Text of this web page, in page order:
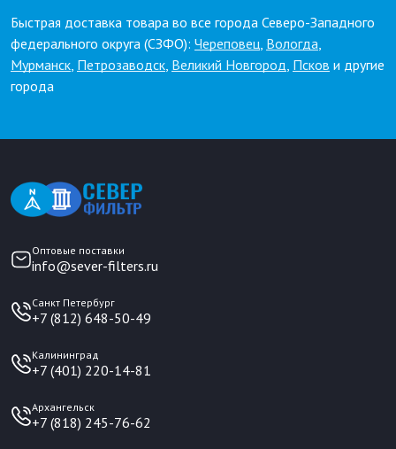
Быстрая доставка товара во все города Северо-Западного
федерального округа (СЗФО): Череповец, Вологда,
Мурманск, Петрозаводск, Великий Новгород, Псков и другие
города
Оптовые поставки
info@sever-filters.ru
Санкт Петербург
+7 (812) 648-50-49
Калининград
+7 (401) 220-14-81
Архангельск
+7 (818) 245-76-62